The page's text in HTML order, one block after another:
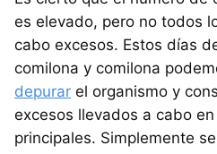
es elevado, pero no todos
cabo excesos. Estos días
comilona y comilona
depurar el organismo y
excesos llevados a cabo
principales. Simplemente